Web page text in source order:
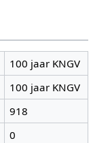
100 jaar KNGV
100 jaar KNGV
918
0